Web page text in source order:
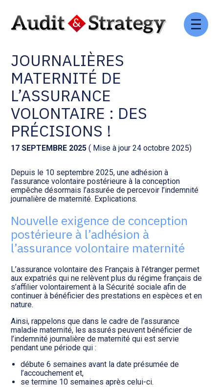
Aller
Comptabilité et conseil
Social et ressources humaines
Assistance juridique
Pilotage d’entreprise
Audit légal
Procédures collectives
Transition numérique
Gestion des documents : ISuite
Tenue de votre comptabilité :
ACD
Facturation et pilotage :
EVOLIZ
Facturation et pilotage : MEG
WAIBI
Gérer vos ressources
humaines : SILAE
JOURNALIÈRES
MATERNITÉ DE
L’ASSURANCE
VOLONTAIRE : DES
PRÉCISIONS !
17 SEPTEMBRE 2025 ( Mise à jour 24 octobre 2025)
Depuis le 10 septembre 2025, une adhésion à
l’assurance volontaire postérieure à la conception
empêche désormais l’assurée de percevoir l’indemnité
journalière de maternité. Explications.
Nouvelle exigence de conception
postérieure à l’adhésion à
l’assurance volontaire maternité
L’assurance volontaire des Français à l’étranger permet
aux expatriés qui ne relèvent plus du régime français de
s’affilier volontairement à la Sécurité sociale afin de
continuer à bénéficier des prestations en espèces et en
nature.
Ainsi, rappelons que dans le cadre de l’assurance
maladie maternité, les assurés peuvent bénéficier de
l’indemnité journalière de maternité qui est servie
pendant une période qui :
débute 6 semaines avant la date présumée de
l’accouchement et,
se termine 10 semaines après celui-ci.